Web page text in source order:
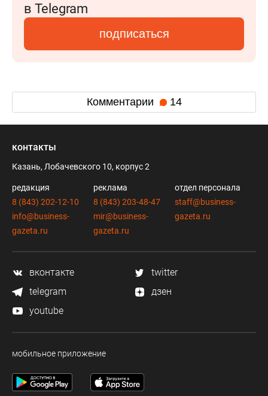
в Telegram
подписаться
Комментарии 14
контакты
Казань, Лобачевского 10, корпус 2
редакция
8 (843) 202-12-10
info@business-
gazeta.ru
реклама
8 (843) 203-48-47
mir@business-
gazeta.ru
отдел персонала
staff@business-
gazeta.ru
вконтакте
twitter
telegram
дзен
youtube
мобильное приложение